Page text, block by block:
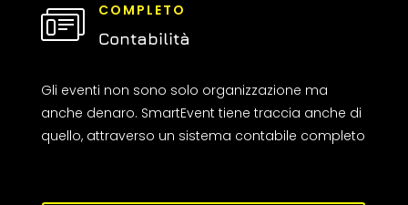
COMPLETO
Contabilità
Gli eventi non sono solo organizzazione ma
anche denaro. SmartEvent tiene traccia anche di
quello, attraverso un sistema contabile completo